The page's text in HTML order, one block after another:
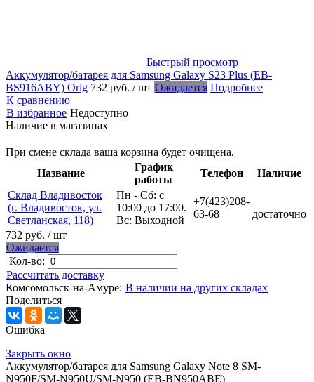
Быстрый просмотр
Аккумулятор/батарея для Samsung Galaxy S23 Plus (EB-
BS916ABY) Orig 732 руб. / шт Ожидается Подробнее
К сравнению
В избранное Недоступно
Наличие в магазинах
При смене склада ваша корзина будет очищена.
Название
График
работы
Телефон
Наличие
Склад Владивосток
(г. Владивосток, ул.
Светланская, 118)
Пн - Сб: с
10:00 до 17:00.
Вс: Выходной
+7(423)208-
63-68
достаточно
732 руб. / шт
Ожидается
Кол-во:
Рассчитать доставку
Комсомольск-на-Амуре: В наличии на других складах
Поделиться
Ошибка
Закрыть окно
Аккумулятор/батарея для Samsung Galaxy Note 8 SM-
N950F/SM-N950U/SM-N950 (EB-BN950ABE)